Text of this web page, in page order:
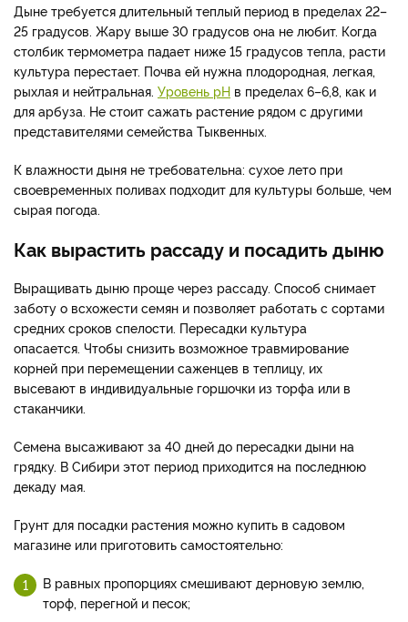
Дыне требуется длительный теплый период в пределах 22–
25 градусов. Жару выше 30 градусов она не любит. Когда
столбик термометра падает ниже 15 градусов тепла, расти
культура перестает. Почва ей нужна плодородная, легкая,
рыхлая и нейтральная. Уровень pH в пределах 6–6,8, как и
для арбуза. Не стоит сажать растение рядом с другими
представителями семейства Тыквенных.
К влажности дыня не требовательна: сухое лето при
своевременных поливах подходит для культуры больше, чем
сырая погода.
Как вырастить рассаду и посадить дыню
Выращивать дыню проще через рассаду. Способ снимает
заботу о всхожести семян и позволяет работать с сортами
средних сроков спелости. Пересадки культура
опасается. Чтобы снизить возможное травмирование
корней при перемещении саженцев в теплицу, их
высевают в индивидуальные горшочки из торфа или в
стаканчики.
Семена высаживают за 40 дней до пересадки дыни на
грядку. В Сибири этот период приходится на последнюю
декаду мая.
Грунт для посадки растения можно купить в садовом
магазине или приготовить самостоятельно:
В равных пропорциях смешивают дерновую землю,
торф, перегной и песок;